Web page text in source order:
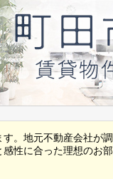
。地元不動産会社が
性に合った理想のお